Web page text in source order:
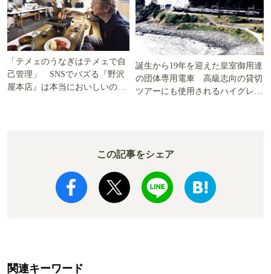
「テメェのうなぎはテメェで自
己管理」 SNSでバズる『野沢
屋本店』は本当においしいの
誕生から19年を迎えた皇室御用達
の団体専用電車 高級志向の貸切
ツアーにも使用されるハイグレー
この記事をシェア
関連キーワード